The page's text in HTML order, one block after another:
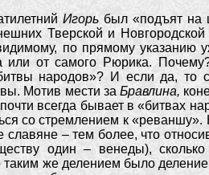
Игорь был «подъят на
Тверской и
по прямому указанию
или от самого Рюрика.
народов»? И если да, то
Мотив мести за Бравлина,
всегда бывает в «битвах
со стремлением к
славяне – тем более, что
один – венеды),
же делением было